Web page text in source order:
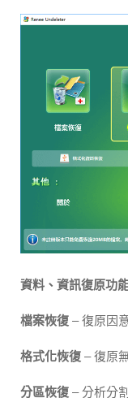
資料、資訊復原功
檔案恢復 – 復原因
格式化恢復 – 復原
分區恢復 – 分析分